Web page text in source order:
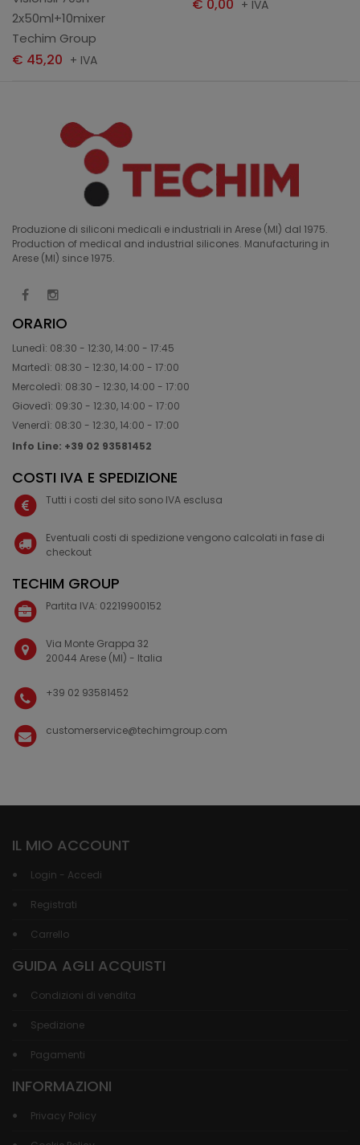
2x50ml+10mixer
Techim Group
€ 45,20 + IVA
€ 0,00 + IVA
Produzione di siliconi medicali e industriali in Arese (MI) dal 1975.
Production of medical and industrial silicones. Manufacturing in
Arese (MI) since 1975.
ORARIO
Lunedì: 08:30 - 12:30, 14:00 - 17:45
Martedì: 08:30 - 12:30, 14:00 - 17:00
Mercoledì: 08:30 - 12:30, 14:00 - 17:00
Giovedì: 09:30 - 12:30, 14:00 - 17:00
Venerdì: 08:30 - 12:30, 14:00 - 17:00
Info Line: +39 02 93581452
COSTI IVA E SPEDIZIONE
Tutti i costi del sito sono IVA esclusa
Eventuali costi di spedizione vengono calcolati in fase di
checkout
TECHIM GROUP
Partita IVA: 02219900152
Via Monte Grappa 32
20044 Arese (MI) - Italia
+39 02 93581452
customerservice@techimgroup.com
IL MIO ACCOUNT
Login - Accedi
Registrati
Carrello
GUIDA AGLI ACQUISTI
Condizioni di vendita
Spedizione
Pagamenti
INFORMAZIONI
Privacy Policy